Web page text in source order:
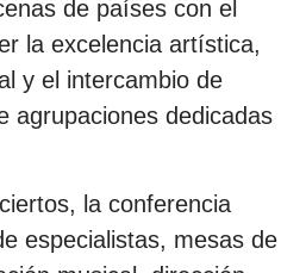
de países con el
la excelencia artística,
y el intercambio de
agrupaciones dedicadas
la conferencia
especialistas, mesas de